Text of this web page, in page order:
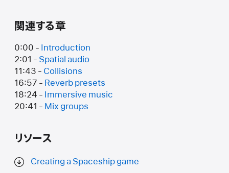
関連する章
0:00 - Introduction
2:01 - Spatial audio
11:43 - Collisions
16:57 - Reverb presets
18:24 - Immersive music
20:41 - Mix groups
リソース
Creating a Spaceship game